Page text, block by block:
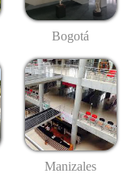
Bogotá
Manizales